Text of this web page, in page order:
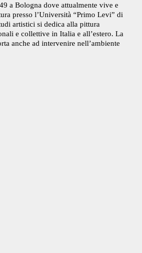
a Bologna dove attualmente vive e
presso l’Università “Primo Levi” di
artistici si dedica alla pittura
e collettive in Italia e all’estero. La
anche ad intervenire nell’ambiente